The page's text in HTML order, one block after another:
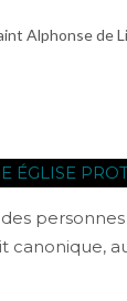
Alphonse de
canonique,